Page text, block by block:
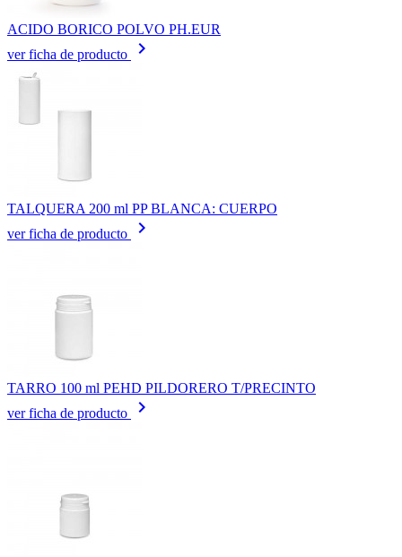
ACIDO BORICO POLVO PH.EUR
ver ficha de producto
keyboard_arrow_right
TALQUERA 200 ml PP BLANCA: CUERPO
ver ficha de producto
keyboard_arrow_right
TARRO 100 ml PEHD PILDORERO T/PRECINTO
ver ficha de producto
keyboard_arrow_right